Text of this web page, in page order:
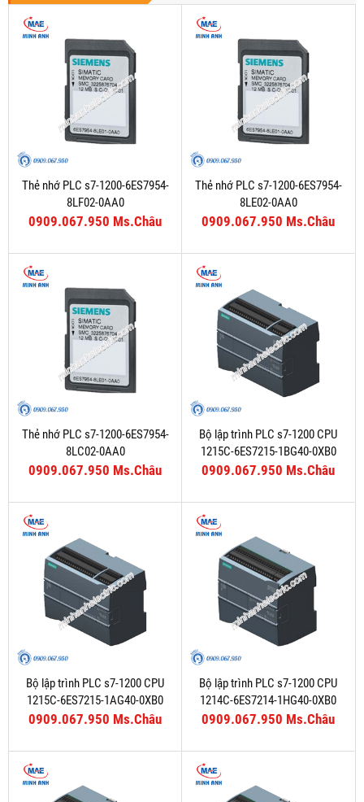
Thẻ nhớ PLC s7-1200-6ES7954-
8LF02-0AA0
0909.067.950 Ms.Châu
Thẻ nhớ PLC s7-1200-6ES7954-
8LE02-0AA0
0909.067.950 Ms.Châu
Thẻ nhớ PLC s7-1200-6ES7954-
8LC02-0AA0
0909.067.950 Ms.Châu
Bộ lập trình PLC s7-1200 CPU
1215C-6ES7215-1BG40-0XB0
0909.067.950 Ms.Châu
Bộ lập trình PLC s7-1200 CPU
1215C-6ES7215-1AG40-0XB0
0909.067.950 Ms.Châu
Bộ lập trình PLC s7-1200 CPU
1214C-6ES7214-1HG40-0XB0
0909.067.950 Ms.Châu